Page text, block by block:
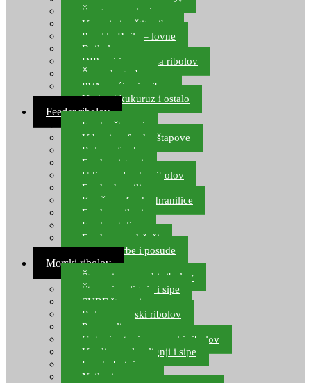
Špage, upredenice
Vaganje i zaštita ribe
Pop Up Boile – lovne
Boile lovne
DIP-ovi i arome za ribolov
Šaranske torbe
PVA vrećice i pribor
Umjetni kukuruz i ostalo
Feeder ribolov
Feeder štapovi
Vrhovi za feeder štapove
Role za feeder
Feeder sistemi
Udice za feeder ribolov
Feeder hranilice
Kopče za feeder hranilice
Feeder najloni
Feeder stolice
Feeder arm držači
Feeder torbe i posude
Morski ribolov
Štapovi za morski ribolov
Štapovi za lignje i sipe
SURF štapovi
Role za morski ribolov
Parangali
Gotovi setovi za morski ribolov
Varalice za lov lignji i sipe
Lov hobotnice
Najloni za more